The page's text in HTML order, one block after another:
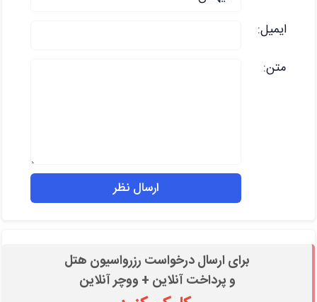
ایمیل:
متن:
برای ارسال درخواست رزرواسیون هتل
و پرداخت آنلاین + ووچر آنلاین